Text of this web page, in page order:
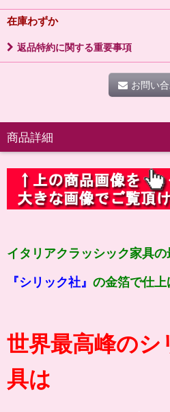
在庫わずか
返品特約に関する重要事項
お問い
商品詳細
イタリアクラッシック家具の
『シリック社』 の金箔で仕上
世界最高峰のシ
具は